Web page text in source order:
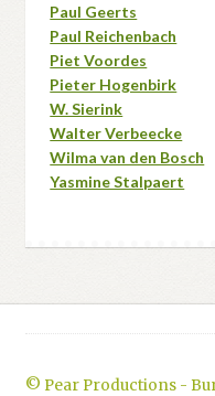
Paul Geerts
Paul Reichenbach
Piet Voordes
Pieter Hogenbirk
W. Sierink
Walter Verbeecke
Wilma van den Bosch
Yasmine Stalpaert
© Pear Productions -